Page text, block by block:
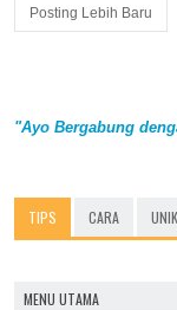
Posting Lebih Baru
"Ayo Bergabung
TIPS CARA UNIK
MENU UTAMA